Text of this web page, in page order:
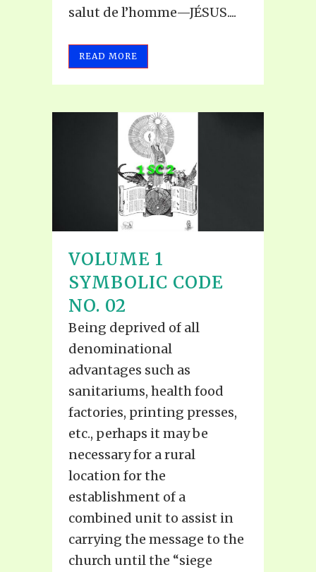
salut de l’homme—JÉSUS....
READ MORE
VOLUME 1
SYMBOLIC CODE
NO. 02
Being deprived of all
denominational
advantages such as
sanitariums, health food
factories, printing presses,
etc., perhaps it may be
necessary for a rural
location for the
establishment of a
combined unit to assist in
carrying the message to the
church until the “siege